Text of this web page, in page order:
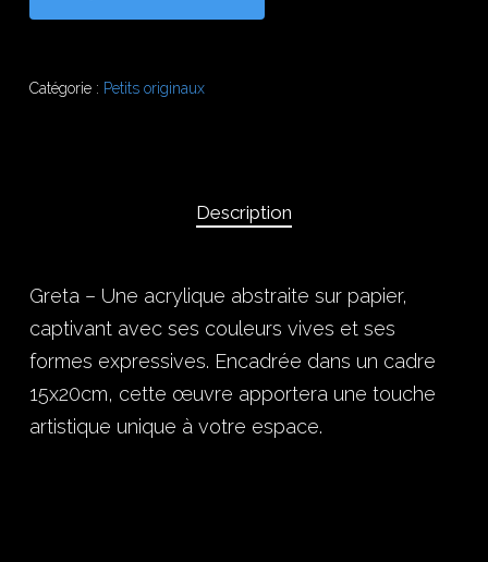
Catégorie : Petits originaux
Description
Greta – Une acrylique abstraite sur papier,
captivant avec ses couleurs vives et ses
formes expressives. Encadrée dans un cadre
15x20cm, cette œuvre apportera une touche
artistique unique à votre espace.